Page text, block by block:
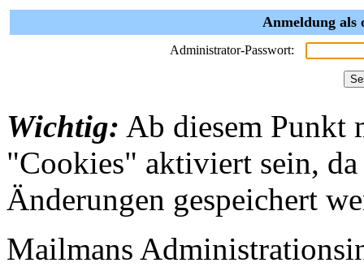
Anmeldung als
Administrator-Passwort:
Wichtig: Ab diesem Punkt
"Cookies" aktiviert sein,
Änderungen gespeichert
Mailmans